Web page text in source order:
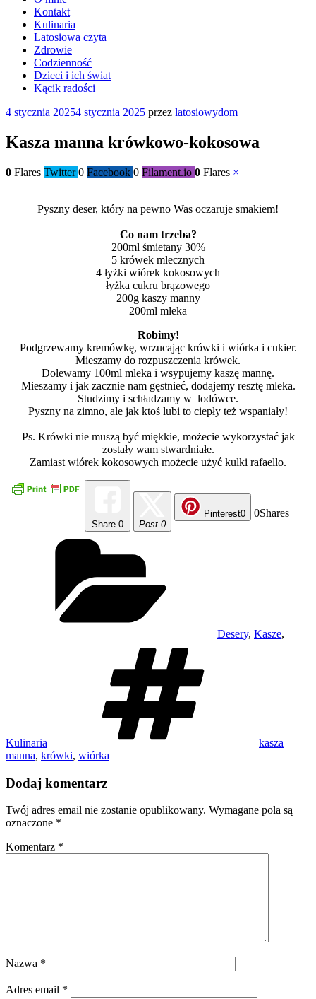
Kontakt
Kulinaria
Latosiowa czyta
Zdrowie
Codzienność
Dzieci i ich świat
Kącik radości
Opublikowane
4 stycznia 20254 stycznia 2025 przez latosiowydom
Kasza manna krówkowo-kokosowa
0 Flares Twitter 0 Facebook 0 Filament.io 0 Flares ×
Pyszny deser, który na pewno Was oczaruje smakiem!
Co nam trzeba?
200ml śmietany 30%
5 krówek mlecznych
4 łyżki wiórek kokosowych
łyżka cukru brązowego
200g kaszy manny
200ml mleka
Robimy!
Podgrzewamy kremówkę, wrzucając krówki i wiórka i cukier.
Mieszamy do rozpuszczenia krówek.
Dolewamy 100ml mleka i wsypujemy kaszę mannę.
Mieszamy i jak zacznie nam gęstnieć, dodajemy resztę mleka.
Studzimy i schładzamy w lodówce.
Pyszny na zimno, ale jak ktoś lubi to ciepły też wspaniały!
Ps. Krówki nie muszą być miękkie, możecie wykorzystać jak
zostały wam stwardniałe.
Zamiast wiórek kokosowych możecie użyć kulki rafaello.
Share 0 Post 0
Pinterest0 0Shares
Desery, Kasze,
Kulinaria
kasza
manna, krówki, wiórka
Dodaj komentarz
Twój adres email nie zostanie opublikowany. Wymagane pola są
oznaczone *
Komentarz *
Nazwa *
Adres email *